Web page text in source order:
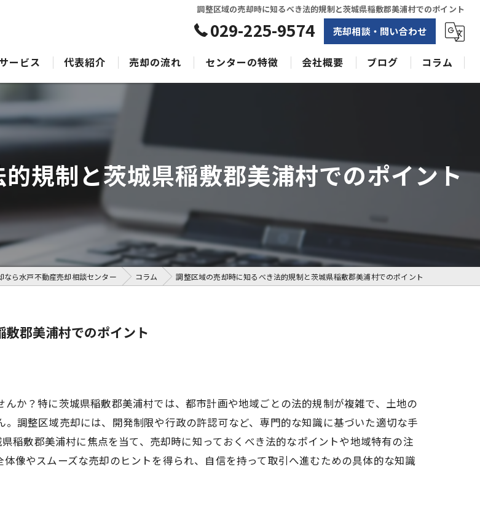
調整区域の売却時に知るべき法的規制と茨城県稲敷郡美浦村でのポイント
029-225-9574 売却相談・問い合わせ
戸不動産売却相談センターのサポート
戸不動産売却相談センターの最適なアドバイス
サービス 代表紹介 売却の流れ センターの特徴
戸建て
収益物件
会社概要 ブログ コラム
規制と茨城県稲敷郡美浦村でのポイント
なら水戸不動産売却相談センター コラム 調整区域の売却時に知るべき法的規制と茨城県稲敷郡美浦村でのポイント
郡美浦村でのポイント
か？特に茨城県稲敷郡美浦村では、都市計画や地域ごとの法的規制が複雑で、土地の
調整区域売却には、開発制限や行政の許認可など、専門的な知識に基づいた適切な手
稲敷郡美浦村に焦点を当て、売却時に知っておくべき法的なポイントや地域特有の注
像やスムーズな売却のヒントを得られ、自信を持って取引へ進むための具体的な知識